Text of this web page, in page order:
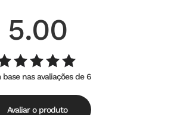
5.00
Avaliação
5.00de
5
base nas avaliações de 6
Avaliar o produto